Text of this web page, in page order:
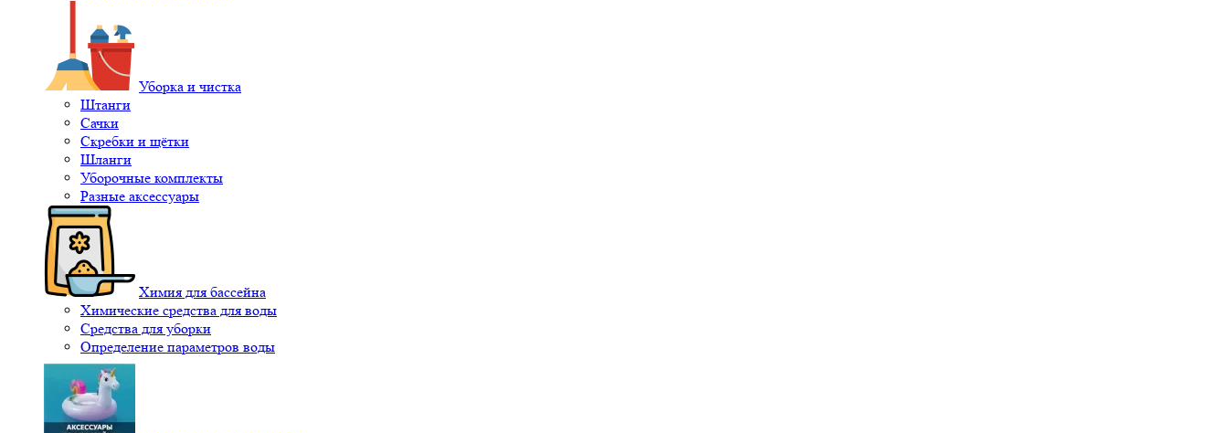
Уборка и чистка
Штанги
Сачки
Скребки и щётки
Шланги
Уборочные комплекты
Разные аксессуары
Химия для бассейна
Химические средства для воды
Средства для уборки
Определение параметров воды